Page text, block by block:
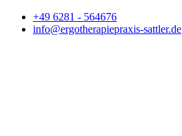
+49 6281 - 564676
info@ergotherapiepraxis-sattler.de